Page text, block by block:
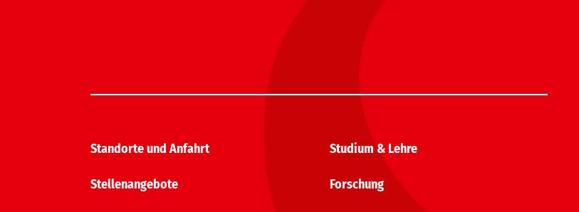
Standorte und Anfahrt
Stellenangebote
Studium & Lehre
Forschung